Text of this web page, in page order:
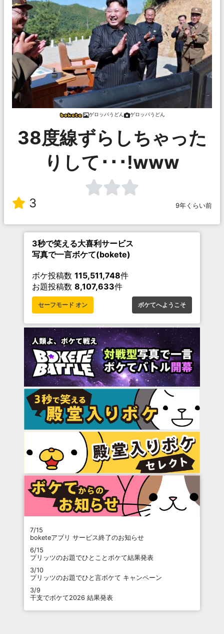
ゲロッパうどん ゲロッパうどん
38度線ずらしちゃった
りして･･･!www
3 9年くらい前
3秒で笑える大喜利サービス
写真で一言ボケて(bokete)
ボケ投稿数 115,511,748件
お題投稿数 8,107,633件
セーフモード オン ボケてへようこそ
7/15
boketeアプリ サービス終了のお知らせ
6/15
プリッツのお題でひとことボケて結果発表
3/10
プリッツのお題でひと言ボケて キャンペーン
3/9
干支でボケて2026 結果発表